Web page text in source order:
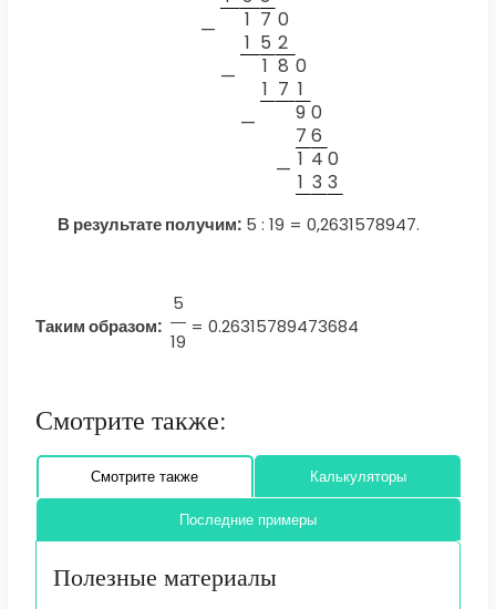
—
1 7 0
1 5 2
—
1 8 0
1 7 1
—
9 0
7 6
— 1 4 0
1 3 3
В результате получим:5 : 19 = 0,2631578947.
Таким образом:
5
19
= 0.26315789473684
Смотрите также:
Смотрите также Калькуляторы
Последние примеры
Полезные материалы